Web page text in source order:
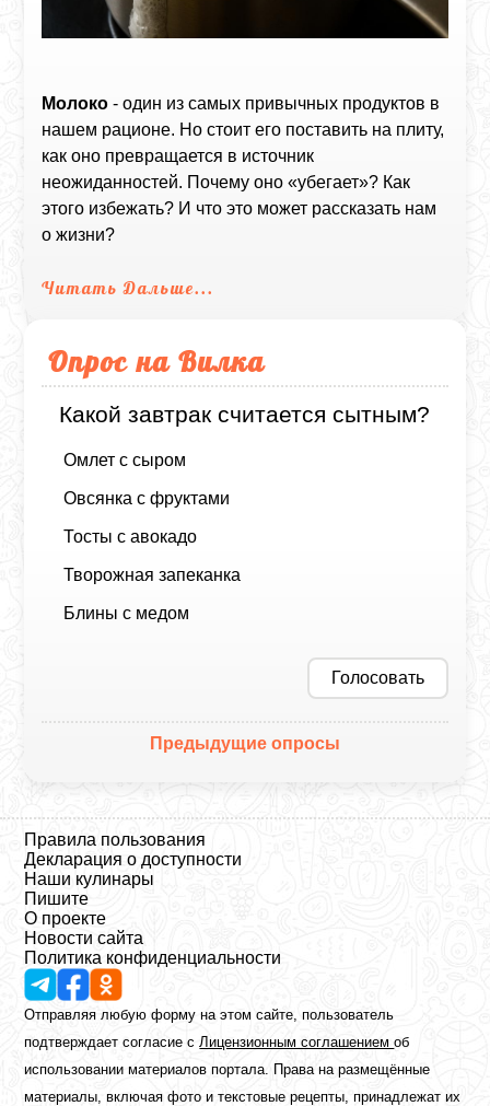
Молоко - один из самых привычных продуктов в
нашем рационе. Но стоит его поставить на плиту,
как оно превращается в источник
неожиданностей. Почему оно «убегает»? Как
этого избежать? И что это может рассказать нам
о жизни?
Читать Дальше...
Опрос на Вилка
Какой завтрак считается сытным?
Омлет с сыром
Овсянка с фруктами
Тосты с авокадо
Творожная запеканка
Блины с медом
Голосовать
Предыдущие опросы
Правила пользования
Декларация о доступности
Наши кулинары
Пишите
О проекте
Новости сайта
Политика конфиденциальности
Отправляя любую форму на этом сайте, пользователь
подтверждает согласие сЛицензионным соглашениемоб
использовании материалов портала. Права на размещённые
материалы, включая фото и текстовые рецепты, принадлежат их